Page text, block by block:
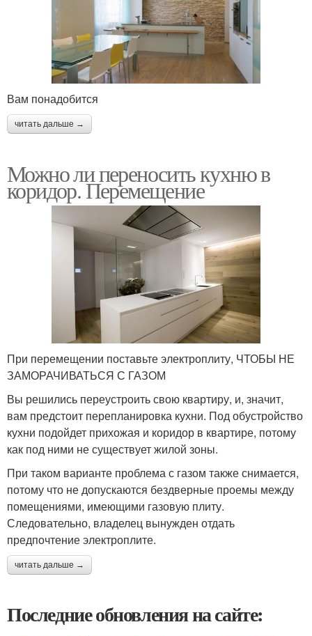
Вам понадобится
читать дальше →
Можно ли переносить кухню в
коридор. Перемещение
При перемещении поставьте электроплиту, ЧТОБЫ НЕ
ЗАМОРАЧИВАТЬСЯ С ГАЗОМ
Вы решились переустроить свою квартиру, и, значит,
вам предстоит перепланировка кухни. Под обустройство
кухни подойдет прихожая и коридор в квартире, потому
как под ними не существует жилой зоны.
При таком варианте проблема с газом также снимается,
потому что не допускаются бездверные проемы между
помещениями, имеющими газовую плиту.
Следовательно, владелец вынужден отдать
предпочтение электроплите.
читать дальше →
Последние обновления на сайте: